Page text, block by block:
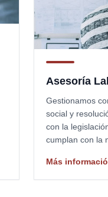
Asesoría
Gestionamos
social y
con la
cumplan con la
Más